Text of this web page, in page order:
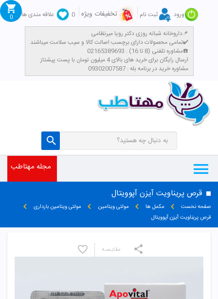
ورود ثبت نام تخفیفات ویژه 0
علاقه مندی ها
داروخانه شبانه روزی دکتر رویا میرنظامی📌
تمامی محصولات دارای برچسب اصالت کالا و سیب سلامت میباشند✔️
مشاوره تلفنی (8 تا 16) : 02165389693☎️
​ارسال رایگان برای خرید های بالای 4 میلیون تومان با پست پیشتاز
مشاوره خرید در برنامه بله : 09302007587
0
مجله مهتاطب
قرص پریناویت آیزن آپوویتال
صفحه نخست مکمل ها مولتی ویتامین
مولتی ویتامین بارداری
قرص پریناویت آیزن آپوویتال
مقایسـه